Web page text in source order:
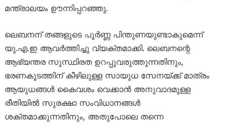
മന്ത്രാലയം ഊന്നിപ്പറഞ്ഞു.
ലെബനന് തങ്ങളുടെ പൂർണ്ണ പിന്തുണയുണ്ടാകുമെന്ന്
യു.എ.ഇ ആവർത്തിച്ചു വ്യക്തമാക്കി. ലെബനന്റെ
ആഭ്യന്തര സുസ്ഥിരത ഉറപ്പുവരുത്തുന്നതിനും,
ഭരണകൂടത്തിന് കീഴിലുള്ള സായുധ സേനയ്ക്ക് മാത്രം
ആയുധങ്ങൾ കൈവശം വെക്കാൻ അനുവാദമുള്ള
രീതിയിൽ സുരക്ഷാ സംവിധാനങ്ങൾ
ശക്തമാക്കുന്നതിനും, അതുപോലെ തന്നെ